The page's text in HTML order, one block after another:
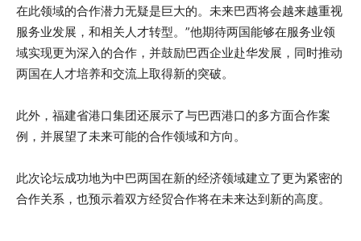
在此领域的合作潜力无疑是巨大的。未来巴西将会越来越重视
服务业发展，和相关人才转型。”他期待两国能够在服务业领
域实现更为深入的合作，并鼓励巴西企业赴华发展，同时推动
两国在人才培养和交流上取得新的突破。
此外，福建省港口集团还展示了与巴西港口的多方面合作案
例，并展望了未来可能的合作领域和方向。
此次论坛成功地为中巴两国在新的经济领域建立了更为紧密的
合作关系，也预示着双方经贸合作将在未来达到新的高度。